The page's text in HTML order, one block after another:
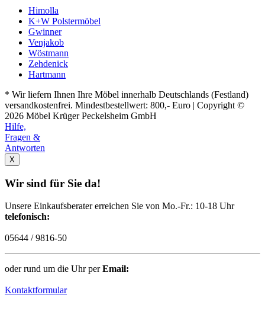
Himolla
K+W Polstermöbel
Gwinner
Venjakob
Wöstmann
Zehdenick
Hartmann
* Wir liefern Ihnen Ihre Möbel innerhalb Deutschlands (Festland)
versandkostenfrei. Mindestbestellwert: 800,- Euro | Copyright ©
2026 Möbel Krüger Peckelsheim GmbH
Hilfe,
Fragen &
Antworten
X
Wir sind für Sie da!
Unsere Einkaufsberater erreichen Sie von Mo.-Fr.: 10-18 Uhr
telefonisch:
05644 / 9816-50
oder rund um die Uhr perEmail:
Kontaktformular